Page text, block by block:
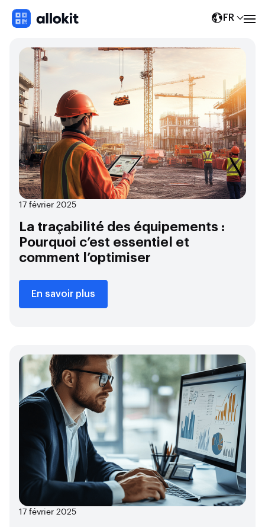
FR
17 février 2025
La traçabilité des équipements :
Pourquoi c’est essentiel et
comment l’optimiser
En savoir plus
17 février 2025